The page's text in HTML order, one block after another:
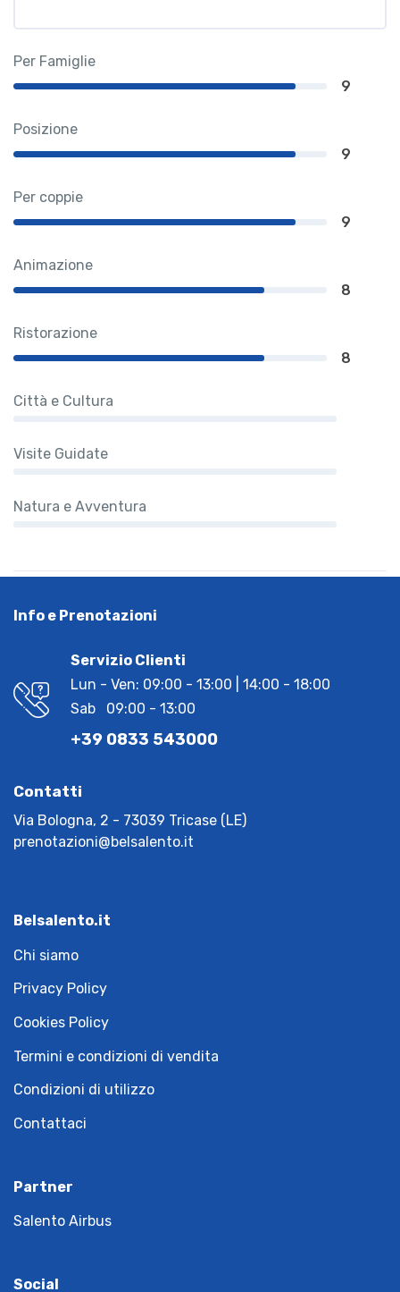
Per Famiglie
9
Posizione
9
Per coppie
9
Animazione
8
Ristorazione
8
Città e Cultura
Visite Guidate
Natura e Avventura
Info e Prenotazioni
Servizio Clienti
Lun - Ven: 09:00 - 13:00 | 14:00 - 18:00
Sab 09:00 - 13:00
+39 0833 543000
Contatti
Via Bologna, 2 - 73039 Tricase (LE)
prenotazioni@belsalento.it
Belsalento.it
Chi siamo
Privacy Policy
Cookies Policy
Termini e condizioni di vendita
Condizioni di utilizzo
Contattaci
Partner
Salento Airbus
Social